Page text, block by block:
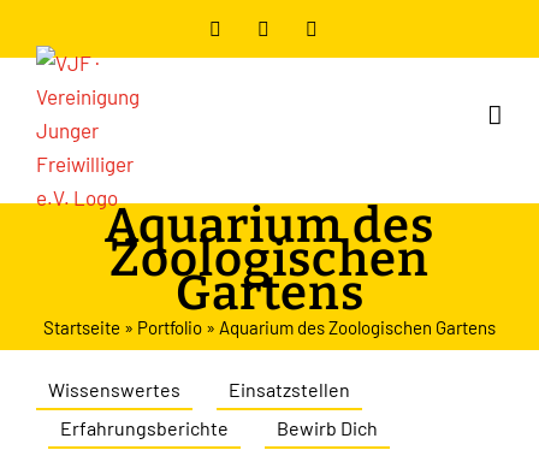
Inhalt
FacebookInstagram
Aquarium des
Zoologischen
Gartens
Startseite » Portfolio » Aquarium des Zoologischen Gartens
Wissenswertes
Einsatzstellen
Erfahrungsberichte
Bewirb Dich